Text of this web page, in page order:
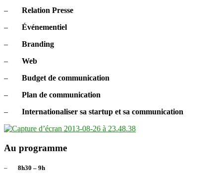
– Relation Presse
– Événementiel
– Branding
– Web
– Budget de communication
– Plan de communication
– Internationaliser sa startup et sa communication
Au programme
– 8h30 – 9h